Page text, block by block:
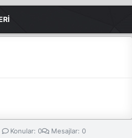
Konular 0 Mesajlar 0